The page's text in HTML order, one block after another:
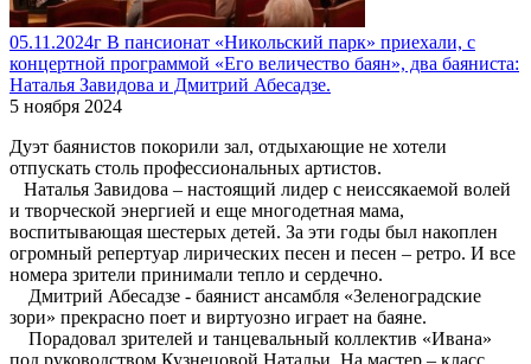
05.11.2024г В пансионат «Никольский парк» приехали, с
концертной программой «Его величество баян», два баяниста:
Наталья Завидова и Дмитрий Абесадзе.
5 ноября 2024
Дуэт баянистов покорили зал, отдыхающие не хотели
отпускать столь профессиональных артистов.
Наталья Завидова – настоящий лидер с неиссякаемой волей
и творческой энергией и еще многодетная мама,
воспитывающая шестерых детей. За эти годы был накоплен
огромный репертуар лирических песен и песен – ретро. И все
номера зрители принимали тепло и сердечно.
Дмитрий Абесадзе - баянист ансамбля «Зеленоградские
зори» прекрасно поет и виртуозно играет на баяне.
Порадовал зрителей и танцевальный коллектив «Ивана»